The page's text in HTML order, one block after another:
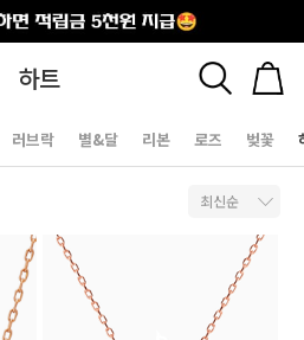
출석체크
하트
러브락 별&달 리본 로즈 벚꽃